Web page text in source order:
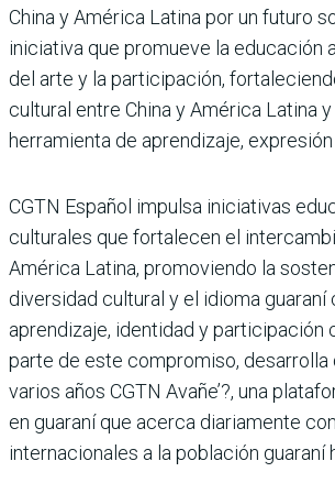
China y América Latina por un futuro
iniciativa que promueve la educación
del arte y la participación,
cultural entre China y América Latina
herramienta de aprendizaje, expresión
CGTN Español impulsa iniciativas
culturales que fortalecen el
América Latina, promoviendo la
diversidad cultural y el idioma
aprendizaje, identidad y participación
parte de este compromiso, desarrolla
varios años CGTN Avañe’?, una
en guaraní que acerca diariamente
internacionales a la población guaraní